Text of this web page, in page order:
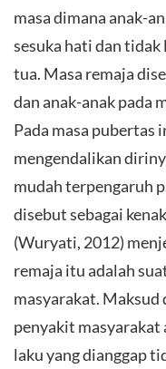
masa dimana anak-
sesuka hati dan
tua. Masa remaja
dan anak-anak pada
Pada masa pubertas
mengendalikan
mudah terpengaruh
disebut sebagai
(Wuryati, 2012)
remaja itu adalah
masyarakat. Maksud
penyakit masyarakat
laku yang dianggap